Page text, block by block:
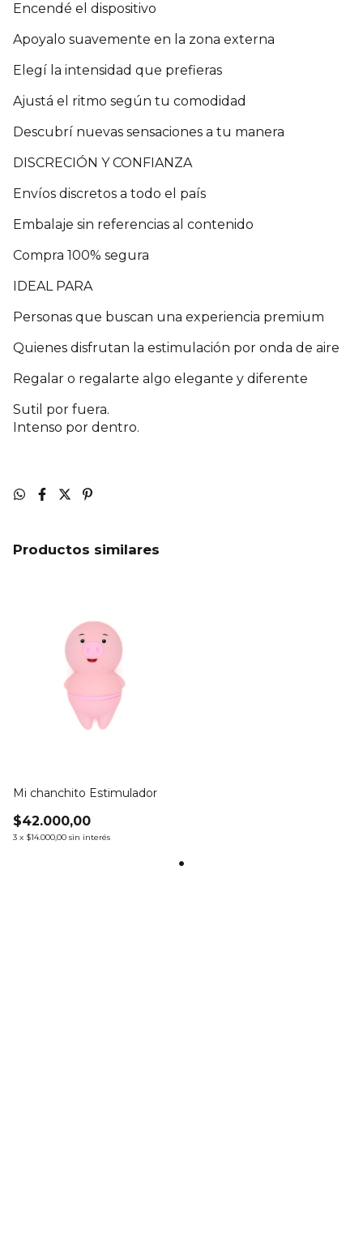
Encendé el dispositivo
Apoyalo suavemente en la zona externa
Elegí la intensidad que prefieras
Ajustá el ritmo según tu comodidad
Descubrí nuevas sensaciones a tu manera
DISCRECIÓN Y CONFIANZA
Envíos discretos a todo el país
Embalaje sin referencias al contenido
Compra 100% segura
IDEAL PARA
Personas que buscan una experiencia premium
Quienes disfrutan la estimulación por onda de aire
Regalar o regalarte algo elegante y diferente
Sutil por fuera.
Intenso por dentro.
Productos similares
Mi chanchito Estimulador
$42.000,00
3 x $14.000,00 sin interés